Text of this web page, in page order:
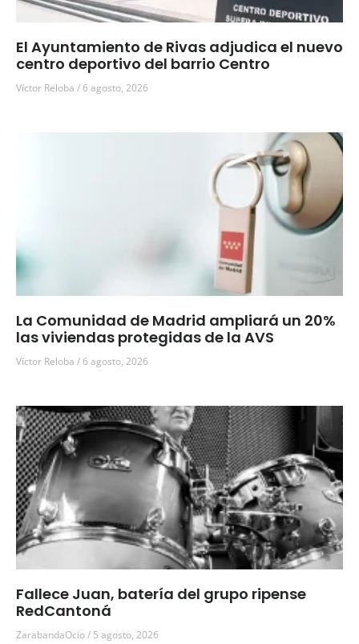
El Ayuntamiento de Rivas adjudica el nuevo
centro deportivo del barrio Centro
Víctor Reloba 6 agosto, 2026
La Comunidad de Madrid ampliará un 20%
las viviendas protegidas de la AVS
Víctor Reloba 6 agosto, 2026
Fallece Juan, batería del grupo ripense
RedCantoná
ZarabandaOcio 5 agosto, 2026